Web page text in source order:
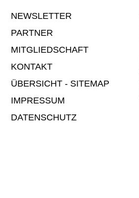
NAVIGATION
NEWSLETTER
PARTNER
MITGLIEDSCHAFT
KONTAKT
ÜBERSICHT - SITEMAP
IMPRESSUM
DATENSCHUTZ